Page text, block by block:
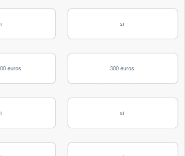
si
euros 300 euros
si